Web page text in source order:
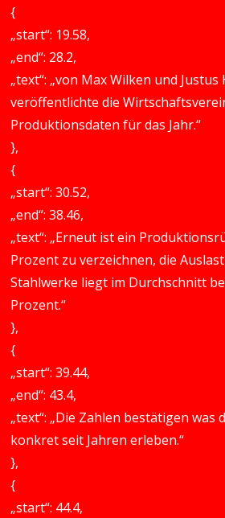
{
„start“: 19.58,
„end“: 28.2,
„text“: „von Max Wilken und Justus
veröffentlichte die
Produktionsdaten für das Jahr.“
},
{
„start“: 30.52,
„end“: 38.46,
„text“: „Erneut ist ein
Prozent zu verzeichnen, die
Stahlwerke liegt im Durchschnitt
Prozent.“
},
{
„start“: 39.44,
„end“: 43.4,
„text“: „Die Zahlen bestätigen was
konkret seit Jahren erleben.“
},
{
„start“: 44.4,